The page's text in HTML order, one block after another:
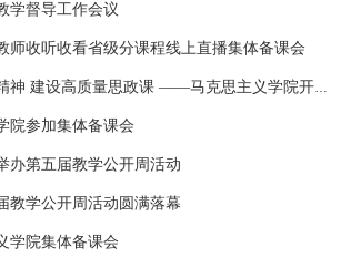
学督导工作会议
师收听收看省级分课程线上直播集体备课会
学习贯彻党的二十大精神 建设高质量思政课 ——马克思主义学院开展教学公开周活动
院参加集体备课会
办第五届教学公开周活动
教学公开周活动圆满落幕
学院集体备课会